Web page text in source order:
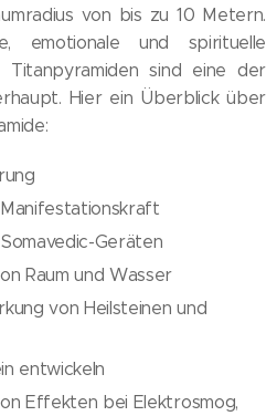
von bis zu 10 Metern.
emotionale und spirituelle
Titanpyramiden sind eine der
Hier ein Überblick über
Geräten
Raum und Wasser
von Heilsteinen und
entwickeln
Effekten bei Elektrosmog,